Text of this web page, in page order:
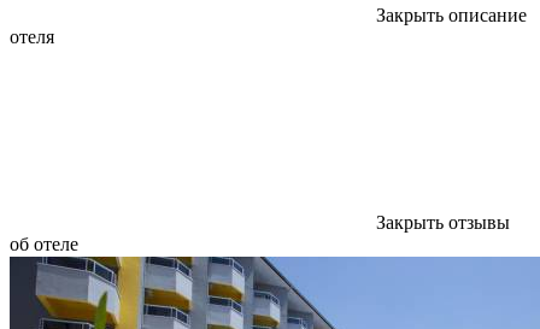
Закрыть описание
отеля
Закрыть отзывы
об отеле